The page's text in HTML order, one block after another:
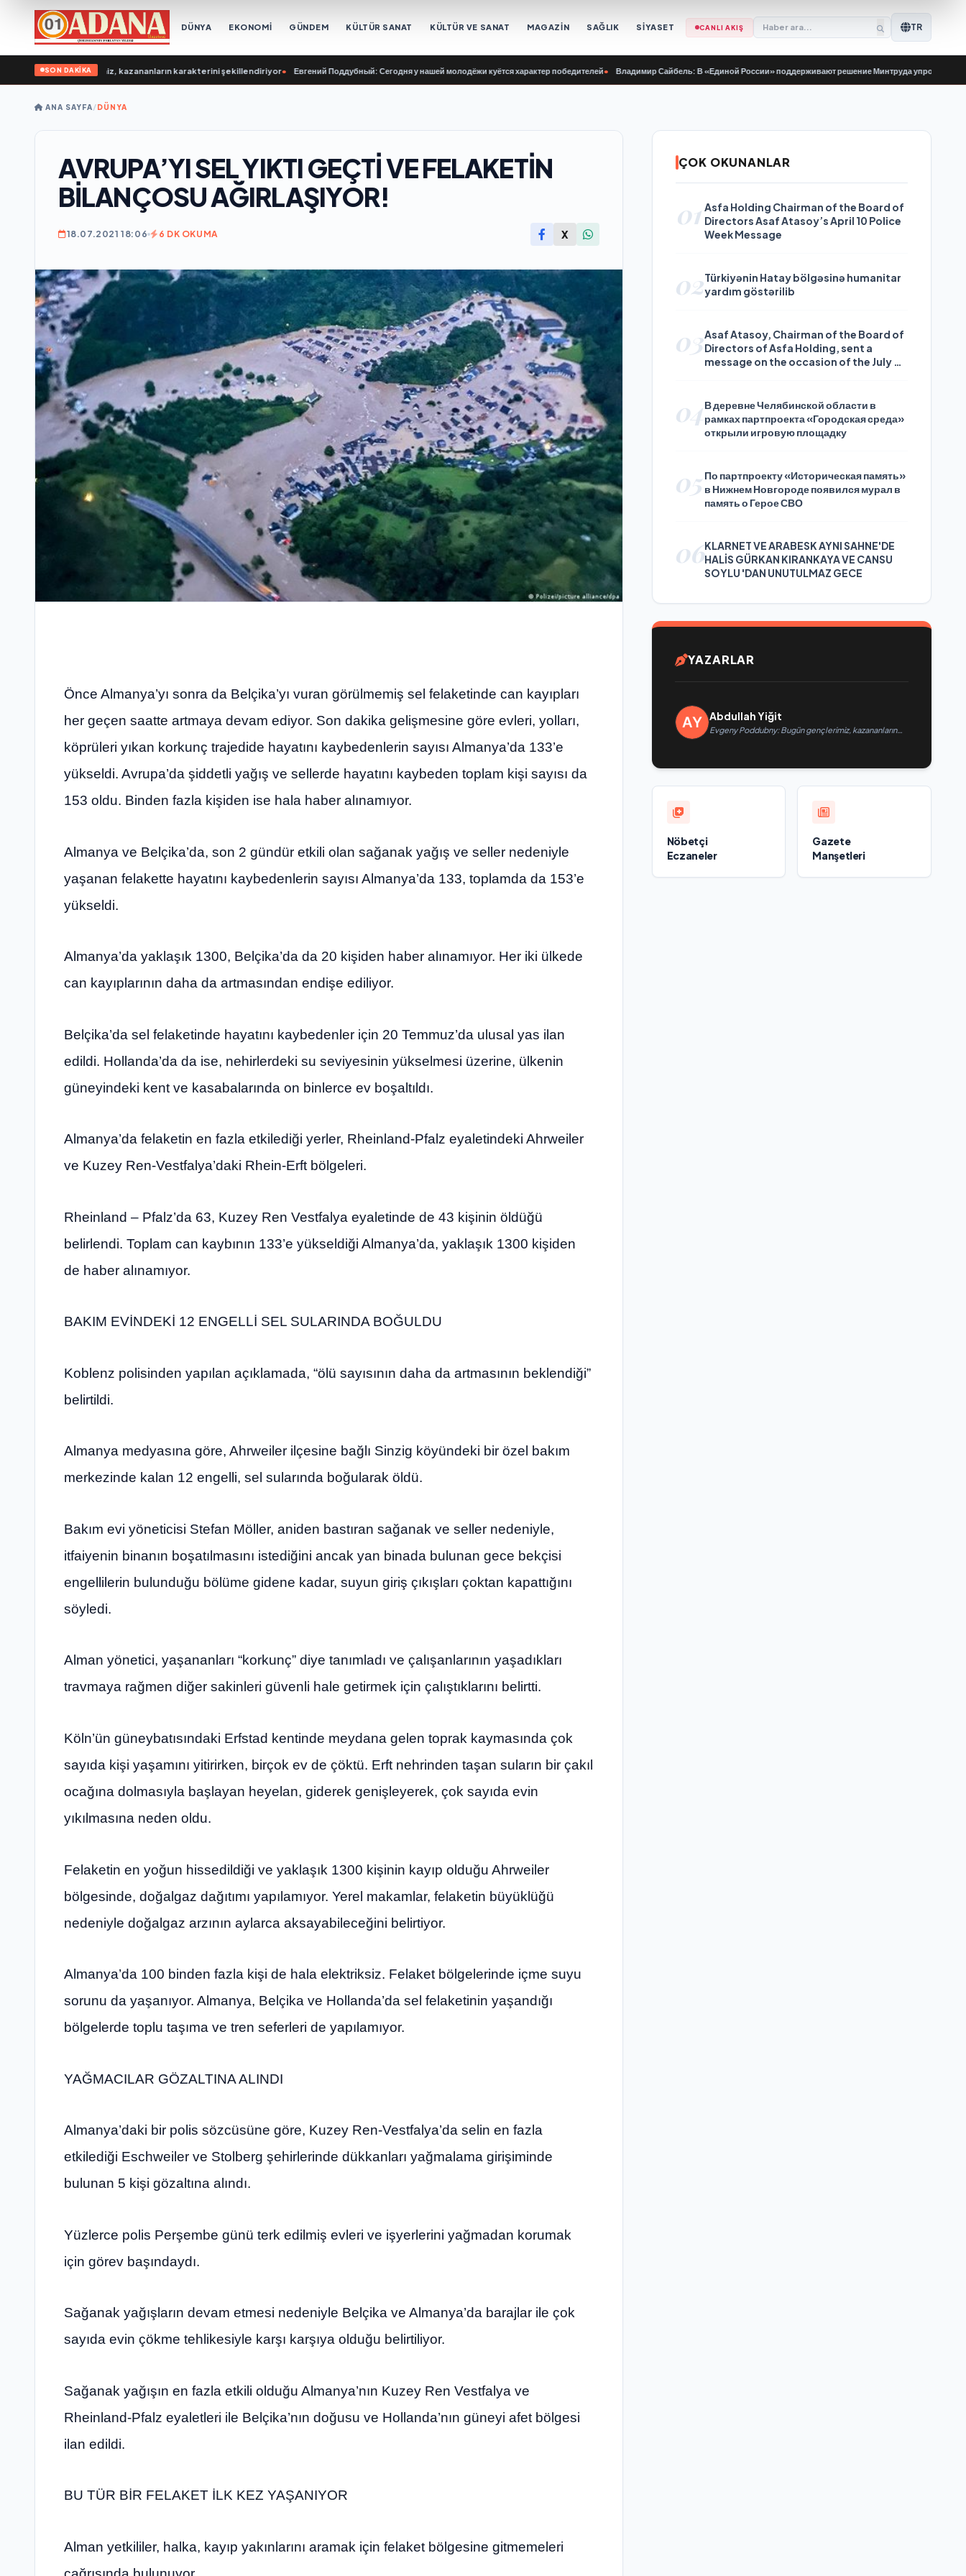
DÜNYA EKONOMİ GÜNDEM KÜLTÜR SANAT KÜLTÜR VE SANAT MAGAZİN SAĞLIK SİYASET CANLI AKIŞ TR
SON DAKİKA
Bugün gençlerimiz, kazananların karakterini şekillendiriyor• Евгений Поддубный: Сегодня у нашей молодёжи куётся характер победителей• Владимир Сайбель: В «Единой России» поддерживают решение Минтруда упростить для
ANA SAYFA/DÜNYA
AVRUPA’YI SEL YIKTI GEÇTİ VE FELAKETİN
BİLANÇOSU AĞIRLAŞIYOR!
18.07.2021 18:06 6 DK OKUMA X
Önce Almanya’yı sonra da Belçika’yı vuran görülmemiş sel felaketinde can kayıpları
her geçen saatte artmaya devam ediyor. Son dakika gelişmesine göre evleri, yolları,
köprüleri yıkan korkunç trajedide hayatını kaybedenlerin sayısı Almanya’da 133’e
yükseldi. Avrupa’da şiddetli yağış ve sellerde hayatını kaybeden toplam kişi sayısı da
153 oldu. Binden fazla kişiden ise hala haber alınamıyor.
Almanya ve Belçika’da, son 2 gündür etkili olan sağanak yağış ve seller nedeniyle
yaşanan felakette hayatını kaybedenlerin sayısı Almanya’da 133, toplamda da 153’e
yükseldi.
Almanya’da yaklaşık 1300, Belçika’da da 20 kişiden haber alınamıyor. Her iki ülkede
can kayıplarının daha da artmasından endişe ediliyor.
Belçika’da sel felaketinde hayatını kaybedenler için 20 Temmuz’da ulusal yas ilan
edildi. Hollanda’da da ise, nehirlerdeki su seviyesinin yükselmesi üzerine, ülkenin
güneyindeki kent ve kasabalarında on binlerce ev boşaltıldı.
Almanya’da felaketin en fazla etkilediği yerler, Rheinland-Pfalz eyaletindeki Ahrweiler
ve Kuzey Ren-Vestfalya’daki Rhein-Erft bölgeleri.
Rheinland – Pfalz’da 63, Kuzey Ren Vestfalya eyaletinde de 43 kişinin öldüğü
belirlendi. Toplam can kaybının 133’e yükseldiği Almanya’da, yaklaşık 1300 kişiden
de haber alınamıyor.
BAKIM EVİNDEKİ 12 ENGELLİ SEL SULARINDA BOĞULDU
Koblenz polisinden yapılan açıklamada, “ölü sayısının daha da artmasının beklendiği”
belirtildi.
Almanya medyasına göre, Ahrweiler ilçesine bağlı Sinzig köyündeki bir özel bakım
merkezinde kalan 12 engelli, sel sularında boğularak öldü.
Bakım evi yöneticisi Stefan Möller, aniden bastıran sağanak ve seller nedeniyle,
itfaiyenin binanın boşatılmasını istediğini ancak yan binada bulunan gece bekçisi
engellilerin bulunduğu bölüme gidene kadar, suyun giriş çıkışları çoktan kapattığını
söyledi.
Alman yönetici, yaşananları “korkunç” diye tanımladı ve çalışanlarının yaşadıkları
travmaya rağmen diğer sakinleri güvenli hale getirmek için çalıştıklarını belirtti.
Köln’ün güneybatısındaki Erfstad kentinde meydana gelen toprak kaymasında çok
sayıda kişi yaşamını yitirirken, birçok ev de çöktü. Erft nehrinden taşan suların bir çakıl
ocağına dolmasıyla başlayan heyelan, giderek genişleyerek, çok sayıda evin
yıkılmasına neden oldu.
Felaketin en yoğun hissedildiği ve yaklaşık 1300 kişinin kayıp olduğu Ahrweiler
bölgesinde, doğalgaz dağıtımı yapılamıyor. Yerel makamlar, felaketin büyüklüğü
nedeniyle doğalgaz arzının aylarca aksayabileceğini belirtiyor.
Almanya’da 100 binden fazla kişi de hala elektriksiz. Felaket bölgelerinde içme suyu
sorunu da yaşanıyor. Almanya, Belçika ve Hollanda’da sel felaketinin yaşandığı
bölgelerde toplu taşıma ve tren seferleri de yapılamıyor.
YAĞMACILAR GÖZALTINA ALINDI
Almanya’daki bir polis sözcüsüne göre, Kuzey Ren-Vestfalya’da selin en fazla
etkilediği Eschweiler ve Stolberg şehirlerinde dükkanları yağmalama girişiminde
bulunan 5 kişi gözaltına alındı.
Yüzlerce polis Perşembe günü terk edilmiş evleri ve işyerlerini yağmadan korumak
için görev başındaydı.
Sağanak yağışların devam etmesi nedeniyle Belçika ve Almanya’da barajlar ile çok
sayıda evin çökme tehlikesiyle karşı karşıya olduğu belirtiliyor.
Sağanak yağışın en fazla etkili olduğu Almanya’nın Kuzey Ren Vestfalya ve
Rheinland-Pfalz eyaletleri ile Belçika’nın doğusu ve Hollanda’nın güneyi afet bölgesi
ilan edildi.
BU TÜR BİR FELAKET İLK KEZ YAŞANIYOR
Alman yetkililer, halka, kayıp yakınlarını aramak için felaket bölgesine gitmemeleri
ÇOK OKUNANLAR
01 Asfa Holding Chairman of the Board of
Directors Asaf Atasoy’s April 10 Police
Week Message
02Türkiyənin Hatay bölgəsinə humanitar
yardım göstərilib
03Asaf Atasoy, Chairman of the Board of
Directors of Asfa Holding, sent a
message on the occasion of the July 24
04В деревне Челябинской области в
рамках партпроекта «Городская среда»
открыли игровую площадку
05 По партпроекту «Историческая память»
в Нижнем Новгороде появился мурал в
память о Герое СВО
06KLARNET VE ARABESK AYNI SAHNE'DE
HALİS GÜRKAN KIRANKAYA VE CANSU
SOYLU 'DAN UNUTULMAZ GECE
YAZARLAR
Abdullah Yiğit
Evgeny Poddubny: Bugün gençlerimiz, kazananların
Nöbetçi
Eczaneler
Gazete
Manşetleri